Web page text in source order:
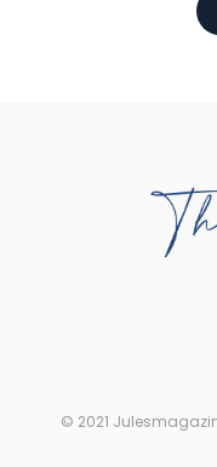
© 2021